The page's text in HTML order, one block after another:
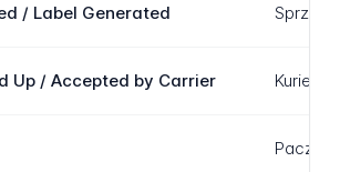
/ Label Generated
Up / Accepted by Carrier Kurier
Paczka